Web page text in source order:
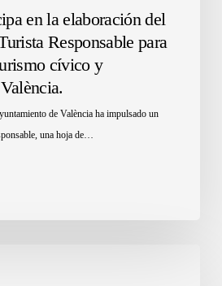
en la elaboración del
Responsable para
cívico y
de València ha impulsado un
una hoja de…